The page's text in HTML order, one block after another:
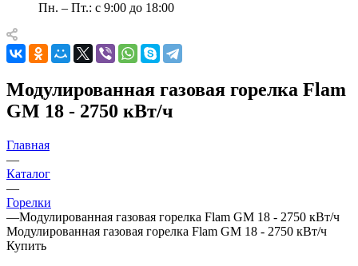
Пн. – Пт.: с 9:00 до 18:00
Модулированная газовая горелка Flam
GM 18 - 2750 кВт/ч
Главная
—
Каталог
—
Горелки
—Модулированная газовая горелка Flam GM 18 - 2750 кВт/ч
Модулированная газовая горелка Flam GM 18 - 2750 кВт/ч
Купить